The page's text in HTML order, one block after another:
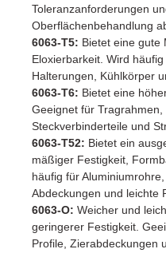
Toleranzanforderungen
Oberflächenbehandlung
6063-T5: Bietet eine gute
Eloxierbarkeit. Wird
Halterungen, Kühlkörper
6063-T6: Bietet eine
Geeignet für
Steckverbinderteile und
6063-T52: Bietet ein
mäßiger Festigkeit,
häufig für
Abdeckungen und leichte
6063-O: Weicher und
geringerer Festigkeit.
Profile, Zierabdeckungen